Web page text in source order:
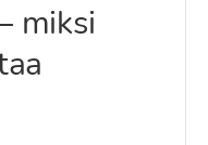
miksi